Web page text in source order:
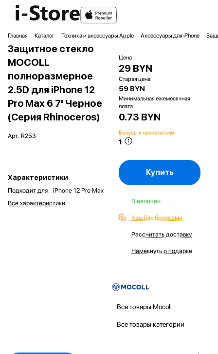
Главная Каталог Техника и аксессуары Apple Аксессуары для iPhone
Защитное стекло
MOCOLL
полноразмерное
2.5D для iPhone 12
Pro Max 6 7' Черное
(Серия Rhinoceros)
Арт. R253
Характеристики
Подходит для: iPhone 12 Pro Max
Все характеристики
Цена
29 BYN
Старая цена
59 BYN
Минимальная ежемесячная
плата
0.73 BYN
Бонусы к начислению:
1
Купить
В наличии
Кэшбэк бонусами
Рассчитать доставку
Намекнуть о подарке
Все товары Mocoll
Все товары категории